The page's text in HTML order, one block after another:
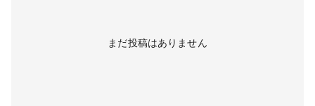
まだ投稿はありません